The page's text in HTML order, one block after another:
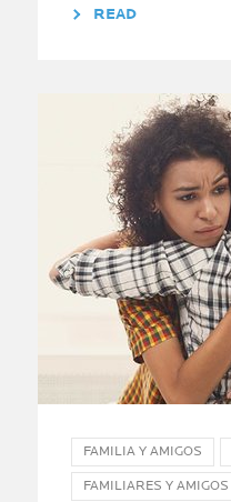
READ
FAMILIA Y AMIGOS
FAMILIARES Y AMIGOS